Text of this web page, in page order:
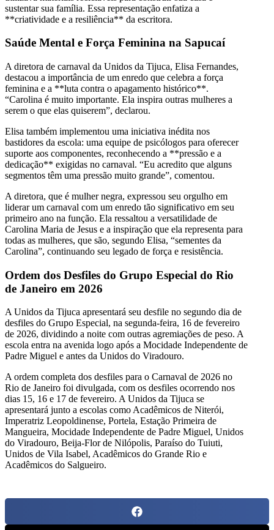
sustentar sua família. Essa representação enfatiza a
**criatividade e a resiliência** da escritora.
Saúde Mental e Força Feminina na Sapucaí
A diretora de carnaval da Unidos da Tijuca, Elisa Fernandes,
destacou a importância de um enredo que celebra a força
feminina e a **luta contra o apagamento histórico**.
“Carolina é muito importante. Ela inspira outras mulheres a
serem o que elas quiserem”, declarou.
Elisa também implementou uma iniciativa inédita nos
bastidores da escola: uma equipe de psicólogos para oferecer
suporte aos componentes, reconhecendo a **pressão e a
dedicação** exigidas no carnaval. “Eu acredito que alguns
segmentos têm uma pressão muito grande”, comentou.
A diretora, que é mulher negra, expressou seu orgulho em
liderar um carnaval com um enredo tão significativo em seu
primeiro ano na função. Ela ressaltou a versatilidade de
Carolina Maria de Jesus e a inspiração que ela representa para
todas as mulheres, que são, segundo Elisa, “sementes da
Carolina”, continuando seu legado de força e resistência.
Ordem dos Desfiles do Grupo Especial do Rio
de Janeiro em 2026
A Unidos da Tijuca apresentará seu desfile no segundo dia de
desfiles do Grupo Especial, na segunda-feira, 16 de fevereiro
de 2026, dividindo a noite com outras agremiações de peso. A
escola entra na avenida logo após a Mocidade Independente de
Padre Miguel e antes da Unidos do Viradouro.
A ordem completa dos desfiles para o Carnaval de 2026 no
Rio de Janeiro foi divulgada, com os desfiles ocorrendo nos
dias 15, 16 e 17 de fevereiro. A Unidos da Tijuca se
apresentará junto a escolas como Acadêmicos de Niterói,
Imperatriz Leopoldinense, Portela, Estação Primeira de
Mangueira, Mocidade Independente de Padre Miguel, Unidos
do Viradouro, Beija-Flor de Nilópolis, Paraíso do Tuiuti,
Unidos de Vila Isabel, Acadêmicos do Grande Rio e
Acadêmicos do Salgueiro.